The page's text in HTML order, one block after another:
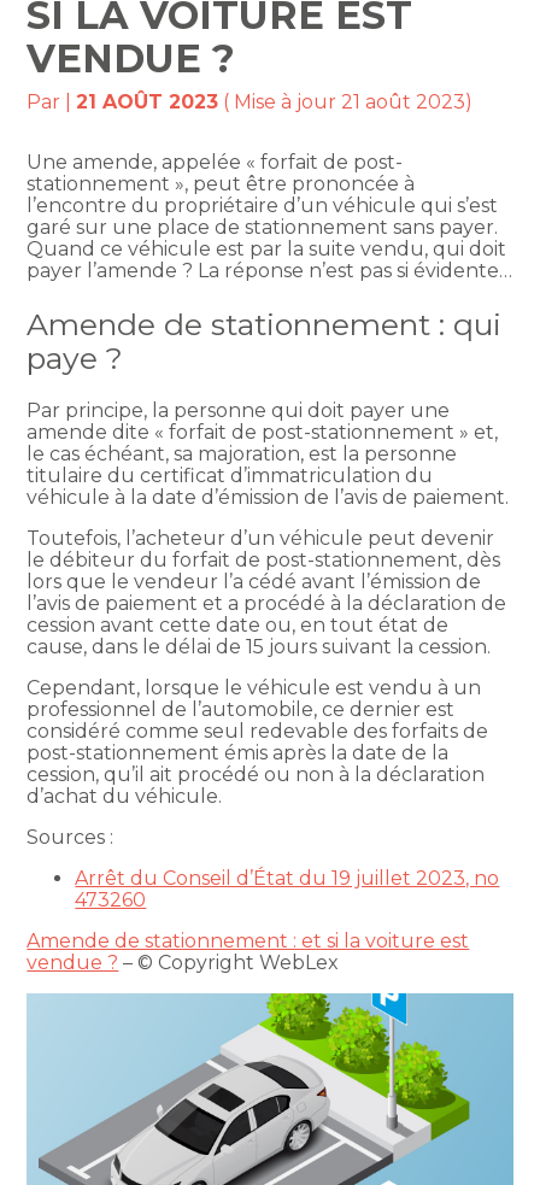
SI LA VOITURE EST
VENDUE ?
Par |21 AOÛT 2023 ( Mise à jour 21 août 2023)
Une amende, appelée « forfait de post-
stationnement », peut être prononcée à
l’encontre du propriétaire d’un véhicule qui s’est
garé sur une place de stationnement sans payer.
Quand ce véhicule est par la suite vendu, qui doit
payer l’amende ? La réponse n’est pas si évidente…
Amende de stationnement : qui
paye ?
Par principe, la personne qui doit payer une
amende dite « forfait de post-stationnement » et,
le cas échéant, sa majoration, est la personne
titulaire du certificat d’immatriculation du
véhicule à la date d’émission de l’avis de paiement.
Toutefois, l’acheteur d’un véhicule peut devenir
le débiteur du forfait de post-stationnement, dès
lors que le vendeur l’a cédé avant l’émission de
l’avis de paiement et a procédé à la déclaration de
cession avant cette date ou, en tout état de
cause, dans le délai de 15 jours suivant la cession.
Cependant, lorsque le véhicule est vendu à un
professionnel de l’automobile, ce dernier est
considéré comme seul redevable des forfaits de
post-stationnement émis après la date de la
cession, qu’il ait procédé ou non à la déclaration
d’achat du véhicule.
Sources :
Arrêt du Conseil d’État du 19 juillet 2023, no
473260
Amende de stationnement : et si la voiture est
vendue ? – © Copyright WebLex